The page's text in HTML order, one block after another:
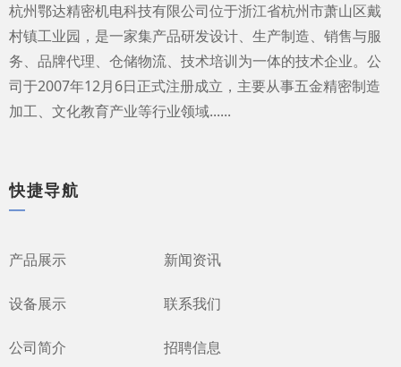
杭州鄂达精密机电科技有限公司位于浙江省杭州市萧山区戴
村镇工业园，是一家集产品研发设计、生产制造、销售与服
务、品牌代理、仓储物流、技术培训为一体的技术企业。公
司于2007年12月6日正式注册成立，主要从事五金精密制造
加工、文化教育产业等行业领域......
快捷导航
—
产品展示
设备展示
公司简介
新闻资讯
联系我们
招聘信息